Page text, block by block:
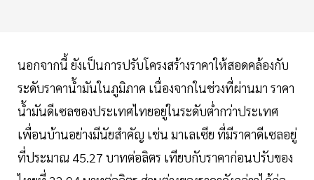
นอกจากนี้ ยังเป็นการปรับโครงสร้างราคาให้สอดคล้องกับ
ระดับราคาน้ำมันในภูมิภาค เนื่องจากในช่วงที่ผ่านมา ราคา
น้ำมันดีเซลของประเทศไทยอยู่ในระดับต่ำกว่าประเทศ
เพื่อนบ้านอย่างมีนัยสำคัญ เช่น มาเลเซีย ที่มีราคาดีเซลอยู่
ที่ประมาณ 45.27 บาทต่อลิตร เทียบกับราคาก่อนปรับของ